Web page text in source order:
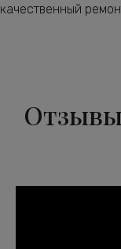
качественный